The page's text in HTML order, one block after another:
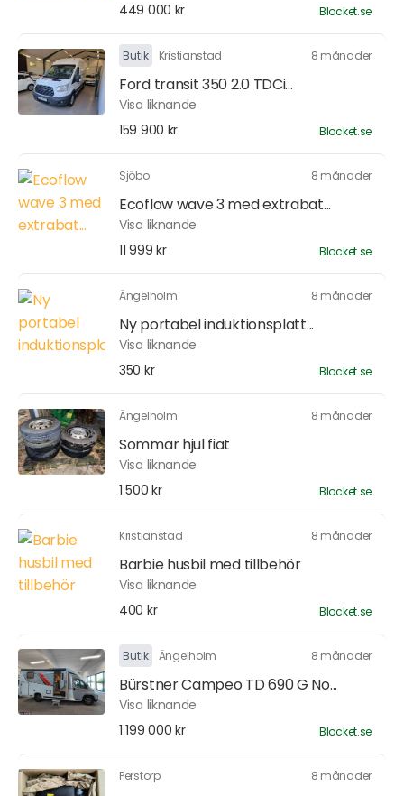
449 000 kr
Blocket.se
Butik Kristianstad 8 månader
Ford transit 350 2.0 TDCi...
Visa liknande
159 900 kr
Blocket.se
Sjöbo 8 månader
Ecoflow wave 3 med extrabat...
Visa liknande
11 999 kr
Blocket.se
Ängelholm 8 månader
Ny portabel induktionsplatt...
Visa liknande
350 kr
Blocket.se
Ängelholm 8 månader
Sommar hjul fiat
Visa liknande
1 500 kr
Blocket.se
Kristianstad 8 månader
Barbie husbil med tillbehör
Visa liknande
400 kr
Blocket.se
Butik Ängelholm 8 månader
Bürstner Campeo TD 690 G No...
Visa liknande
1 199 000 kr
Blocket.se
Perstorp 8 månader